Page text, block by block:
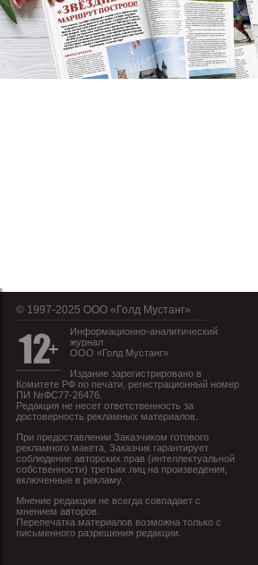
© 1997-2025 OOO «Голд Мустанг»
Информационно-аналитический
журнал
ООО «Голд Мустанг»
Издание зарегистрировано в
Комитете РФ по печати, регистрационный номер
ПИ №ФС77-26476.
Редакция не несет ответственность за
достоверность рекламных материалов.
При предоставлении Заказчиком готового
рекламного макета, Заказчик гарантирует
соблюдение авторских прав (интеллектуальной
собственности) третьих лиц на произведения,
включенные в рекламу.
Мнение редакции не всегда совпадает с
мнением авторов.
Перепечатка материалов возможна только с
письменного разрешения редакции.